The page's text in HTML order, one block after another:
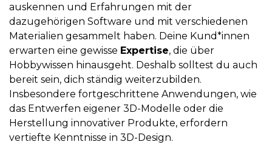
auskennen und Erfahrungen mit der
dazugehörigen Software und mit verschiedenen
Materialien gesammelt haben. Deine Kund*innen
erwarten eine gewisse Expertise, die über
Hobbywissen hinausgeht. Deshalb solltest du auch
bereit sein, dich ständig weiterzubilden.
Insbesondere fortgeschrittene Anwendungen, wie
das Entwerfen eigener 3D-Modelle oder die
Herstellung innovativer Produkte, erfordern
vertiefte Kenntnisse in 3D-Design.